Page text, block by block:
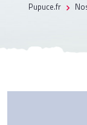
Pupuce.fr